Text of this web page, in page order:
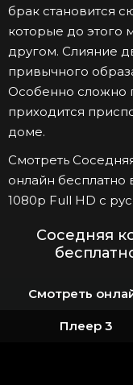
брак становится
которые до этого
другом. Слияние
привычного
Особенно сложно
приходится
доме.
Смотреть
онлайн
1080p Full HD с
Соседняя
Смотреть
Плеер 3